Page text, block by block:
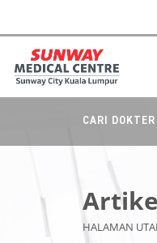
CARI DOKTER
HALAMAN